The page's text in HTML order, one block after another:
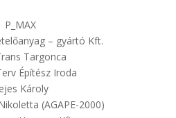
P_MAX
– gyártó Kft.
Targonca
Építész Iroda
Károly
(AGAPE-2000)